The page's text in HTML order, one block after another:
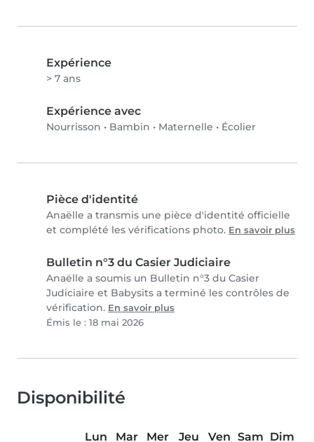
Expérience
> 7 ans
Expérience avec
Nourrisson • Bambin • Maternelle • Écolier
Pièce d'identité
Anaëlle a transmis une pièce d'identité officielle
et complété les vérifications photo. En savoir plus
Bulletin n°3 du Casier Judiciaire
Anaëlle a soumis un Bulletin n°3 du Casier
Judiciaire et Babysits a terminé les contrôles de
vérification. En savoir plus
Émis le : 18 mai 2026
Disponibilité
Lun Mar Mer Jeu Ven Sam Dim